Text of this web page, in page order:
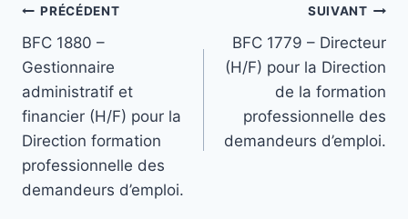
Navigation
de
l’article
PRÉCÉDENT
BFC 1880 –
Gestionnaire
administratif et
financier (H/F) pour la
Direction formation
professionnelle des
demandeurs d’emploi.
SUIVANT
BFC 1779 – Directeur
(H/F) pour la Direction
de la formation
professionnelle des
demandeurs d’emploi.